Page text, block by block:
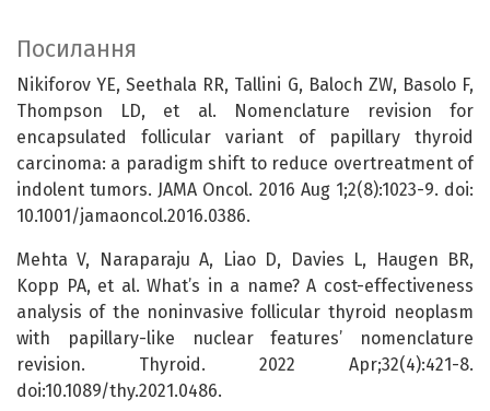
Посилання
Nikiforov YE, Seethala RR, Tallini G, Baloch ZW, Basolo F,
Thompson LD, et al. Nomenclature revision for
encapsulated follicular variant of papillary thyroid
carcinoma: a paradigm shift to reduce overtreatment of
indolent tumors. JAMA Oncol. 2016 Aug 1;2(8):1023-9. doi:
10.1001/jamaoncol.2016.0386.
Mehta V, Naraparaju A, Liao D, Davies L, Haugen BR,
Kopp PA, et al. What’s in a name? A cost-effectiveness
analysis of the noninvasive follicular thyroid neoplasm
with papillary-like nuclear features’ nomenclature
revision. Thyroid. 2022 Apr;32(4):421-8.
doi:10.1089/thy.2021.0486.